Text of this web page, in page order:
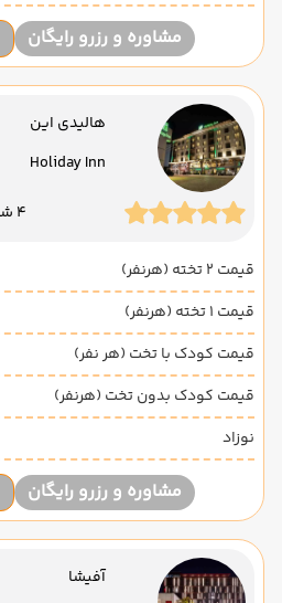
مشاوره و رزرو رایگان
هالیدی این
Holiday Inn
4 شب
قیمت 2 تخته (هرنفر)
قیمت 1 تخته (هرنفر)
قیمت کودک با تخت (هر نفر)
قیمت کودک بدون تخت (هرنفر)
نوزاد
مشاوره و رزرو رایگان
آفیشا